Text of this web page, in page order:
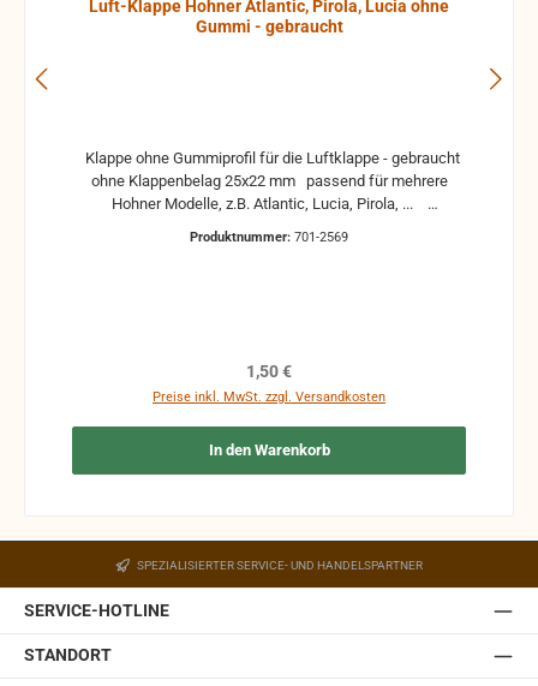
Luft-Klappe Hohner Atlantic, Pirola, Lucia ohne
Gummi - gebraucht
ohne Klappenbelag 25x22 mm passend für mehrere
Hohner Modelle, z.B. Atlantic, Lucia, Pirola, ...
Funktion nicht mehr gewährleistet werden und die
Produktnummer: 701-2569
Regulärer Preis:
1,50 €
Preise inkl. MwSt. zzgl. Versandkosten
In den Warenkorb
SPEZIALISIERTER SERVICE- UND HANDELSPARTNER
SERVICE-HOTLINE
STANDORT